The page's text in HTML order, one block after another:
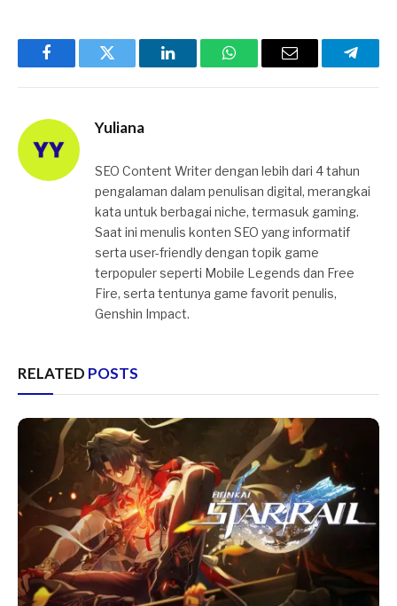
FacebookTwitter LinkedInWhatsAppEmail
Yuliana
SEO Content Writer dengan lebih dari 4 tahun
pengalaman dalam penulisan digital, merangkai
kata untuk berbagai niche, termasuk gaming.
Saat ini menulis konten SEO yang informatif
serta user-friendly dengan topik game
terpopuler seperti Mobile Legends dan Free
Fire, serta tentunya game favorit penulis,
Genshin Impact.
RELATED POSTS